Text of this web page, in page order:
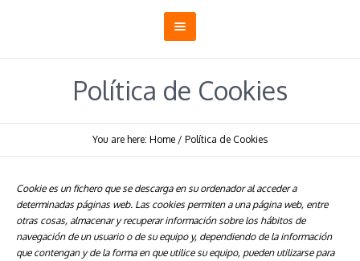
Política de Cookies
You are here: Home / Política de Cookies
Cookie es un fichero que se descarga en su ordenador al acceder a
determinadas páginas web. Las cookies permiten a una página web, entre
otras cosas, almacenar y recuperar información sobre los hábitos de
navegación de un usuario o de su equipo y, dependiendo de la información
que contengan y de la forma en que utilice su equipo, pueden utilizarse para